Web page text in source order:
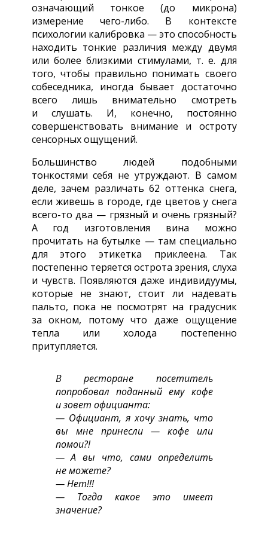
означающий тонкое (до микрона)
измерение чего-либо. В контексте
психологии калибровка — это способность
находить тонкие различия между двумя
или более близкими стимулами, т. е. для
того, чтобы правильно понимать своего
собеседника, иногда бывает достаточно
всего лишь внимательно смотреть
и слушать. И, конечно, постоянно
совершенствовать внимание и остроту
сенсорных ощущений.
Большинство людей подобными
тонкостями себя не утруждают. В самом
деле, зачем различать 62 оттенка снега,
если живешь в городе, где цветов у снега
всего-то два — грязный и очень грязный?
А год изготовления вина можно
прочитать на бутылке — там специально
для этого этикетка приклеена. Так
постепенно теряется острота зрения, слуха
и чувств. Появляются даже индивидуумы,
которые не знают, стоит ли надевать
пальто, пока не посмотрят на градусник
за окном, потому что даже ощущение
тепла или холода постепенно
притупляется.
В ресторане посетитель
попробовал поданный ему кофе
и зовет официанта:
— Официант, я хочу знать, что
вы мне принесли — кофе или
помои?!
— А вы что, сами определить
не можете?
— Нет!!!
— Тогда какое это имеет
значение?